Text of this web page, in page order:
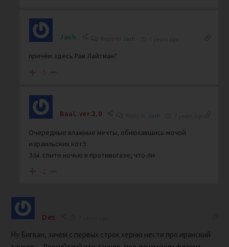
Jash Jash
причём здесь Рав Лайтман?
-5
BaaL.ver.2.0 Jash
Очередные влажные мечты, обнюхавшись мочой
израильских котЭ.
З.Ы. спите ночью в противогазе, что-ли
-2
Des
Ну Бигван, зачем с первых строк херню нести про иранский